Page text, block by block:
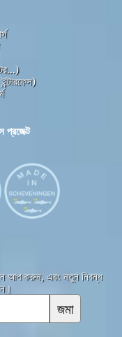
প্রজেক্ট
আপ করুন, এবং নতুন নিবন্ধ
জমা